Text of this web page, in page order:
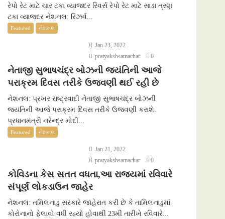
રેપો રેટ માટે ચાર ટકા વ્યાજદર રિવર્સ રેપો રેટ માટે સાડા ત્રણ
ટકા વ્યાજદર નેશનલ: રિઝર્વ...
Featured નેશનલ
Jan 23, 2022
pratyakshsamachar
0
નેતાજી સુભાષચંદ્ર બોઝની જયંતિની આજે
પરાક્રમ દિવસ તરીકે ઉજવણી થઈ રહી છે
નેશનલ: પ્રખર રાષ્ટ્રવાદી નેતાજી સુભાષચંદ્ર બોઝની
જયંતિની આજે પરાક્રમ દિવસ તરીકે ઉજવણી કરાશે.
પ્રધાનમંત્રી નરેન્દ્ર મોદી...
Featured નેશનલ
Jan 21, 2022
pratyakshsamachar
0
કોવિડના કેસ સતત વધતા,આ રાજ્યમાં રવિવારે
સંપૂર્ણ લોકડાઉન જાહેર
નેશનલ: તમિલનાડુ સરકારે જાહેરાત કરી છે કે તામિલનાડુમાં
કોરોનાનો ફેલાવો વધી રહ્યો હોવાથી 23મી તારીખે રવિવારે...